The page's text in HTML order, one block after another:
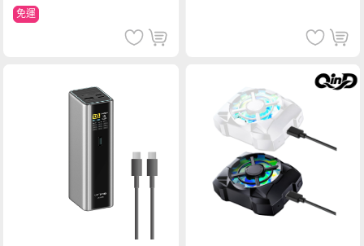
免運